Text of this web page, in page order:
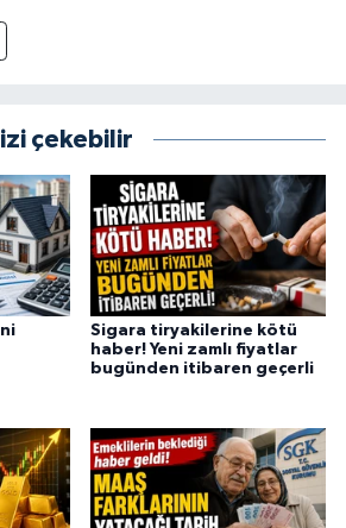
çekebilir
Sigara tiryakilerine kötü
haber! Yeni zamlı fiyatlar
bugünden itibaren geçerli